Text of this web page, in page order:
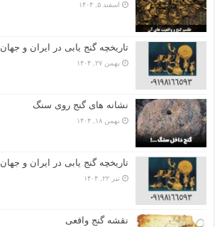
اسفند ۵, ۱۴۰۴
تاریخچه گنج‌ یابی در ایران و جهان
بهمن ۲۷, ۱۴۰۴
نشانه های گنج روی سنگ
بهمن ۱۸, ۱۴۰۴
تاریخچه گنج‌ یابی در ایران و جهان
تیر ۲۲, ۱۴۰۴
نقشه گنج واقعی